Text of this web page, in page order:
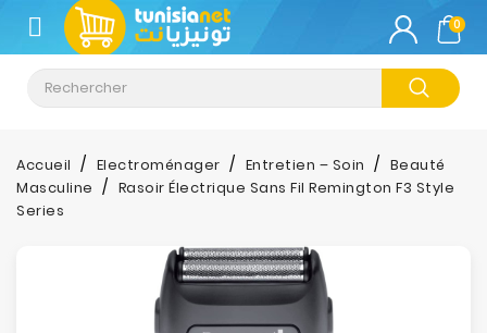
CATÉGORIE
Climatisation
Informatique
Téléphonie
0
Accueil Electroménager Entretien – Soin
Beauté
Masculine
Rasoir Électrique Sans Fil Remington F3 Style
Series